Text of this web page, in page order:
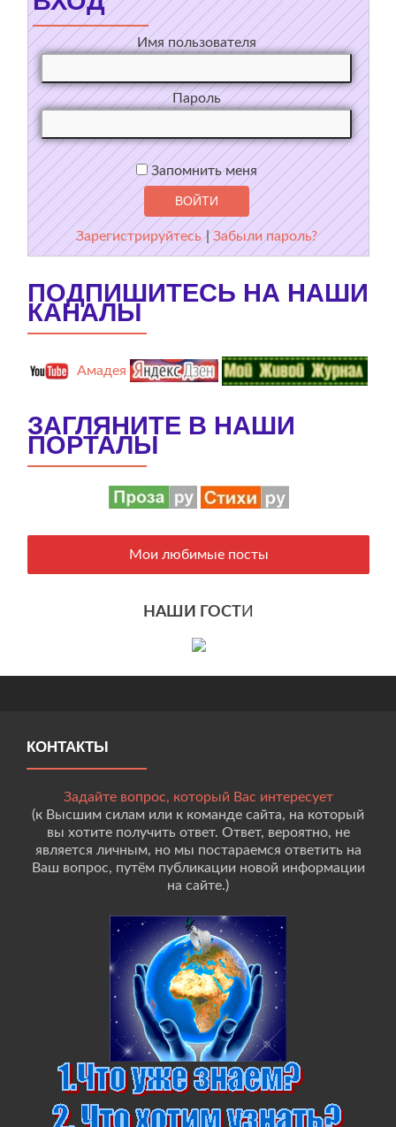
Имя пользователя
Пароль
Запомнить меня
Зарегистрируйтесь |Забыли пароль?
ПОДПИШИТЕСЬ НА НАШИ
КАНАЛЫ
Амадея
ЗАГЛЯНИТЕ В НАШИ
ПОРТАЛЫ
Мои любимые посты
НАШИ ГОСТИ
КОНТАКТЫ
Задайте вопрос, который Вас интересует
(к Высшим силам или к команде сайта, на который
вы хотите получить ответ. Ответ, вероятно, не
является личным, но мы постараемся ответить на
Ваш вопрос, путём публикации новой информации
на сайте.)